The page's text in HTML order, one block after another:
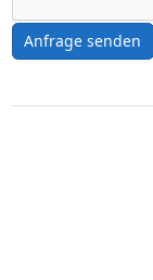
Anfrage senden